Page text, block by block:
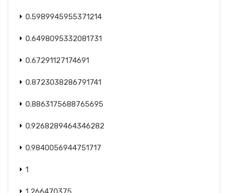
0.5989945955371214
0.6498095332081731
0.67291127174691
0.8723038286791741
0.8863175688765695
0.9268289464346282
0.9840056944751717
1